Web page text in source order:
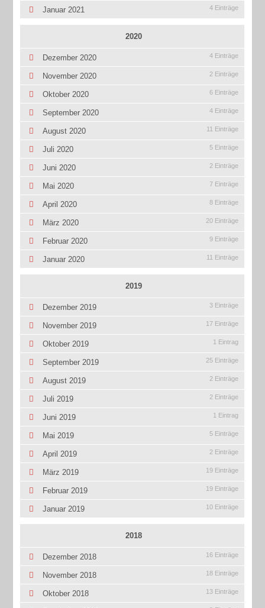
Januar 2021 4 Einträge
2020
Dezember 2020 4 Einträge
November 2020 2 Einträge
Oktober 2020 6 Einträge
September 2020 4 Einträge
August 2020 11 Einträge
Juli 2020 5 Einträge
Juni 2020 2 Einträge
Mai 2020 7 Einträge
April 2020 8 Einträge
März 2020 20 Einträge
Februar 2020 9 Einträge
Januar 2020 11 Einträge
2019
Dezember 2019 3 Einträge
November 2019 17 Einträge
Oktober 2019 1 Eintrag
September 2019 25 Einträge
August 2019 2 Einträge
Juli 2019 2 Einträge
Juni 2019 1 Eintrag
Mai 2019 5 Einträge
April 2019 2 Einträge
März 2019 19 Einträge
Februar 2019 19 Einträge
Januar 2019 10 Einträge
2018
Dezember 2018 16 Einträge
November 2018 18 Einträge
Oktober 2018 13 Einträge